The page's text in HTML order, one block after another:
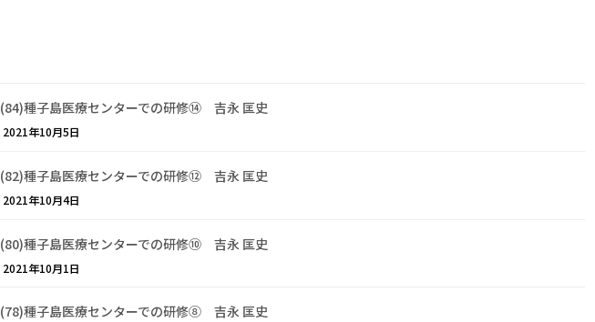
(84)種子島医療センターでの研修⑭ 吉永 匡史
2021年10月5日
(82)種子島医療センターでの研修⑫ 吉永 匡史
2021年10月4日
(80)種子島医療センターでの研修⑩ 吉永 匡史
2021年10月1日
(78)種子島医療センターでの研修⑧ 吉永 匡史